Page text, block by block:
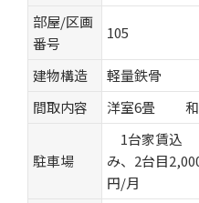
部屋/区画
番号
105
建物構造
軽量鉄骨
間取内容
洋室6畳
駐車場
1台家賃込
み、2台目
円/月